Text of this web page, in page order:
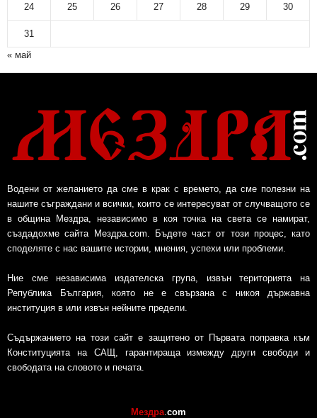
24 25 26 27 28 29 30
31
« май
Водени от желанието да сме в крак с времето, да сме полезни на
нашите съграждани и всички, които се интересуват от случващото се
в община Мездра, независимо в коя точка на света се намират,
създадохме сайта Мездра.com. Бъдете част от този процес, като
споделяте с нас вашите истории, мнения, успехи или проблеми.
Ние сме независима издателска група, извън територията на
Република България, която не е свързана с никоя държавна
институция в или извън нейните предели.
Съдържанието на този сайт е защитено от Първата поправка към
Конституцията на САЩ, гарантираща измежду други свободи и
свободата на словото и печата.
Мездра com